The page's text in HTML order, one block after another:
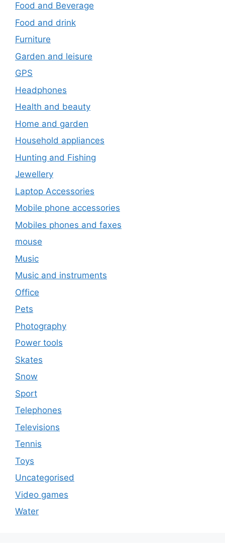
Food and Beverage
Food and drink
Furniture
Garden and leisure
GPS
Headphones
Health and beauty
Home and garden
Household appliances
Hunting and Fishing
Jewellery
Laptop Accessories
Mobile phone accessories
Mobiles phones and faxes
mouse
Music
Music and instruments
Office
Pets
Photography
Power tools
Skates
Snow
Sport
Telephones
Televisions
Tennis
Toys
Uncategorised
Video games
Water